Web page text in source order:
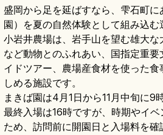
盛岡から足を延ばすなら、雫石町
園）を夏の自然体験として組み込む
小岩井農場は、岩手山を望む雄大な
など動物とのふれあい、国指定重
イドツアー、農場産食材を使った
しめる施設です。
まきば園は4月1日から11月中旬に9
最終入場は16時ですが、時期やイ
ため、訪問前に開園日と入場料を確